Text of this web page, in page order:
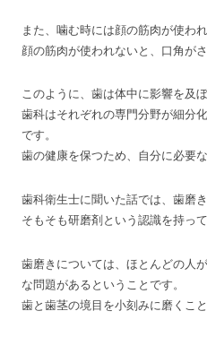
また、噛む時には顔の筋肉が使わ
顔の筋肉が使われないと、口角が
このように、歯は体中に影響を及
歯科はそれぞれの専門分野が細分
です。
歯の健康を保つため、自分に必要
歯科衛生士に聞いた話では、歯磨
そもそも研磨剤という認識を持っ
歯磨きについては、ほとんどの人
な問題があるということです。
歯と歯茎の境目を小刻みに磨くこ